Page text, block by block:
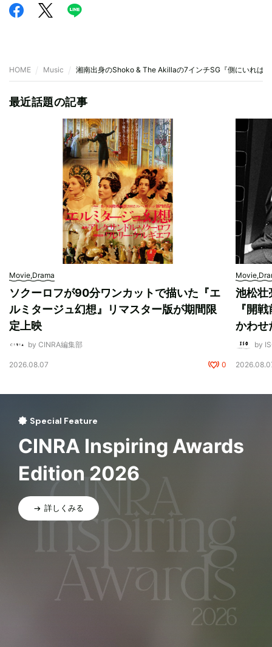
HOME Music 湘南出身のShoko & The Akillaの7インチSG『側にいれば
最近話題の記事
Movie,Drama
ソクーロフが90分ワンカットで描いた『エ
ルミタージュ幻想』リマスター版が期間限
定上映
by CINRA編集部
2026.08.07 0
池松壮
『開
かわせ
by
Special Feature
CINRA Inspiring Awards
Edition 2026
詳しくみる